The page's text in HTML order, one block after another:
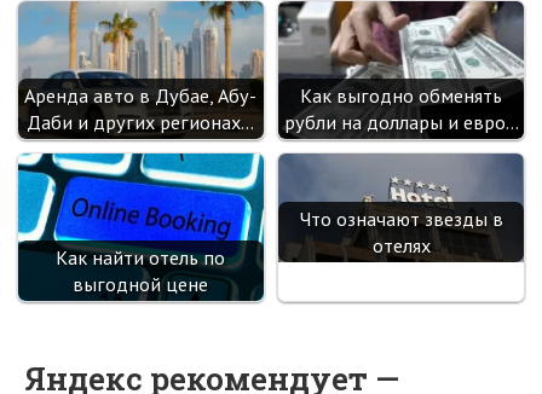
Аренда авто в Дубае, Абу-
Даби и других регионах…
Как выгодно обменять
рубли на доллары и евро…
Как найти отель по
выгодной цене
Что означают звезды в
отелях
Яндекс рекомендует —